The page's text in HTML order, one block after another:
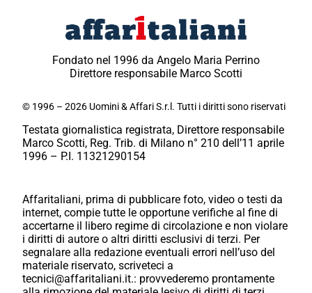
Fondato nel 1996 da Angelo Maria Perrino
Direttore responsabile Marco Scotti
© 1996 – 2026 Uomini & Affari S.r.l. Tutti i diritti sono riservati
Testata giornalistica registrata, Direttore responsabile
Marco Scotti, Reg. Trib. di Milano n° 210 dell’11 aprile
1996 – P.I. 11321290154
Affaritaliani, prima di pubblicare foto, video o testi da
internet, compie tutte le opportune verifiche al fine di
accertarne il libero regime di circolazione e non violare
i diritti di autore o altri diritti esclusivi di terzi. Per
segnalare alla redazione eventuali errori nell’uso del
materiale riservato, scriveteci a
tecnici@affaritaliani.it.: provvederemo prontamente